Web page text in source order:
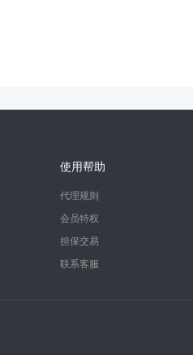
使用帮助
代理规则
会员特权
担保交易
联系客服